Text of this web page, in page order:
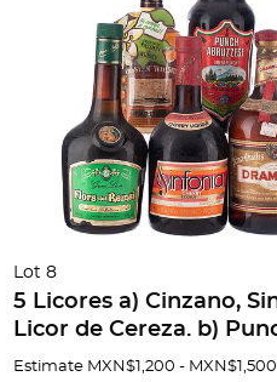
Lot 8
5 Licores a) Cinzano,
Licor de Cereza. b)
Abruzzese. Licor de
Estimate MXN$1,200 - MXN$1,500